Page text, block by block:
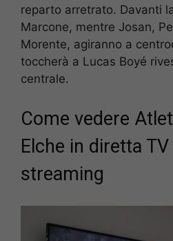
reparto arretrato. Davanti
Marcone, mentre Josan,
Morente, agiranno a
toccherà a Lucas Boyé
centrale.
Come vedere
Elche in diretta TV
streaming